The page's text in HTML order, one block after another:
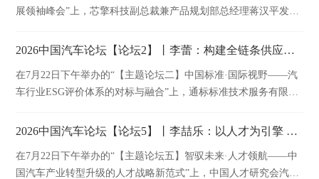
展领袖峰会”上，芯擎科技副总裁兼产品规划部总经理蒋汉平发表
2026中国汽车论坛【论坛2】丨李蕾：构建全链条供应链韧性——可持续供应链建设和尽职调查
在7月22日下午举办的“【主题论坛二】中国标准·国际视野——汽
车行业ESG评价体系的对标与融合”上，通标标准技术服务有限公
2026中国汽车论坛【论坛5】丨李喆乐：以人才为引擎 驱动产业升级的创新实践与探索
在7月22日下午举办的“【主题论坛五】智驭未来·人才领航——中
国汽车产业转型升级的人才战略新范式”上，中国人才研究会汽车